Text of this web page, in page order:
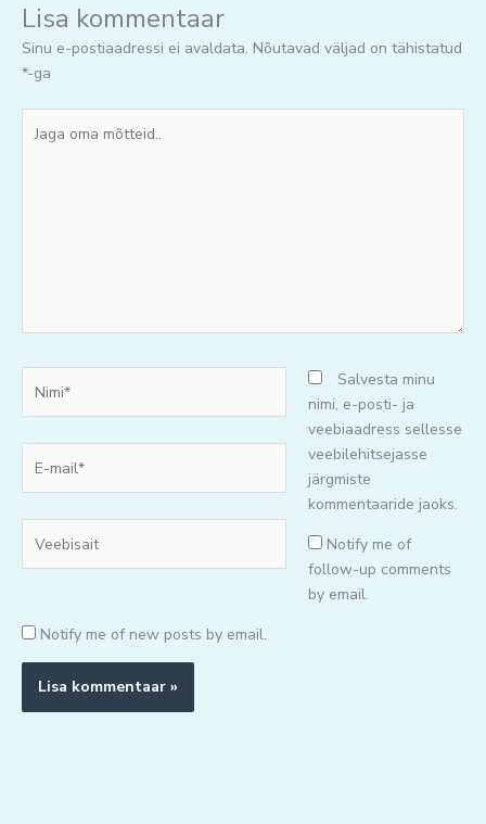
Lisa kommentaar
Sinu e-postiaadressi ei avaldata. Nõutavad väljad on tähistatud
*-ga
oma
mail*
Salvesta minu
nimi, e-posti- ja
veebiaadress sellesse
veebilehitsejasse
järgmiste
kommentaaride jaoks.
Notify me of
follow-up comments
by email.
Notify me of new posts by email.